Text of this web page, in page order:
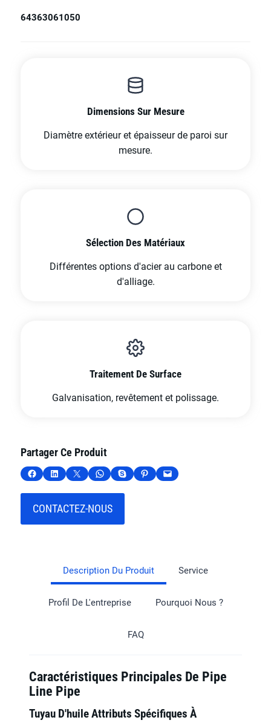
64363061050
Dimensions Sur Mesure
Diamètre extérieur et épaisseur de paroi sur
mesure.
Sélection Des Matériaux
Différentes options d'acier au carbone et
d'alliage.
Traitement De Surface
Galvanisation, revêtement et polissage.
Partager Ce Produit
Partager sur Facebook
Partager sur LinkedIn
Partager sur X Partager sur WhatsApp
Partager sur SkypePartager sur Pinterest
Envoyer cette page par e-mail
CONTACTEZ-NOUS
Description Du Produit Service
Profil De L'entreprise Pourquoi Nous ?
FAQ
Caractéristiques Principales De Pipe
Line Pipe
Tuyau D'huile Attributs Spécifiques À